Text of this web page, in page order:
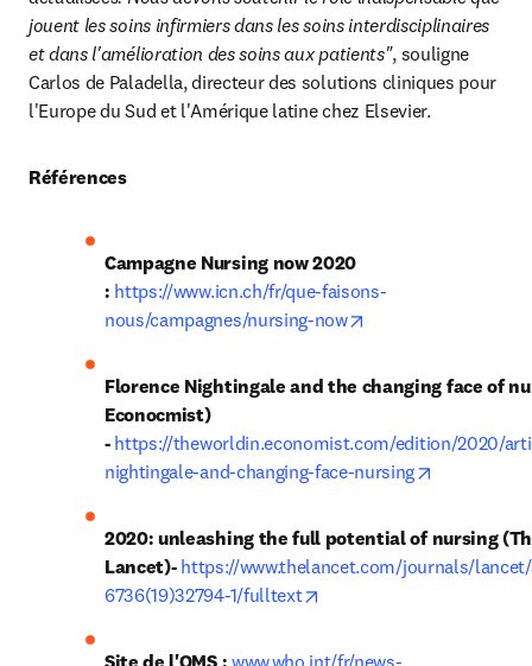
jouent les soins infirmiers dans les soins interdisciplinaires
et dans l'amélioration des soins aux patients", souligne
Carlos de Paladella, directeur des solutions cliniques pour
l'Europe du Sud et l'Amérique latine chez Elsevier.
Références
Campagne Nursing now 2020
: https://www.icn.ch/fr/que-faisons-
nous/campagnes/nursing-now
Florence Nightingale and the changing face of
Econocmist)
- https://theworldin.economist.com/edition/2020/
nightingale-and-changing-face-nursing
2020: unleashing the full potential of nursing
Lancet)- https://www.thelancet.com/journals/
6736(19)32794-1/fulltext
Site de l'OMS : www.who.int/fr/news-